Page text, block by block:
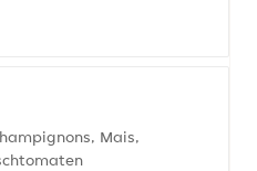
Mais,